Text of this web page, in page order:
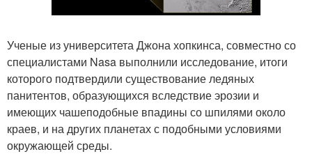
Ученые из университета Джона хопкинса, совместно со
специалистами Nasa выполнили исследование, итоги
которого подтвердили существование ледяных
панитентов, образующихся вследствие эрозии и
имеющих чашеподобные впадины со шпилями около
краев, и на других планетах с подобными условиями
окружающей среды.